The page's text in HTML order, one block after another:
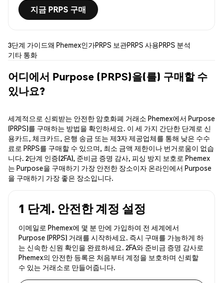
지금 PRPS 구매
3단계 가이드왜 Phemex인가PRPS 보관PRPS 사용PRPS 분석
기타 통화
어디에서 Purpose (PRPS)을(를) 구매할 수
있나요?
세계적으로 신뢰받는 안전한 암호화폐 거래소 Phemex에서 Purpose
(PRPS)를 구매하는 방법을 확인하세요. 이 세 가지 간단한 단계로 신
용카드, 체크카드, 은행 송금 또는 제3자 제공업체를 통해 낮은 수수
료로 PRPS를 구매할 수 있으며, 최소 금액 제한이나 번거로움이 없습
니다. 2단계 인증(2FA), 준비금 증명 감사, 피싱 방지 보호로 Phemex
는 Purpose을 구매하기 가장 안전한 장소이자 온라인에서 Purpose
을 구매하기 가장 좋은 장소입니다.
1 단계. 안전한 계정 설정
이메일로 Phemex에 몇 분 만에 가입하여 전 세계에서
Purpose (PRPS) 거래를 시작하세요. 즉시 구매를 가능하게 하
는 신속한 신원 확인을 완료하세요. 2FA와 준비금 증명 감사로
Phemex의 안전한 등록은 처음부터 계정을 보호하며 신뢰할
수 있는 거래소로 만들어줍니다.